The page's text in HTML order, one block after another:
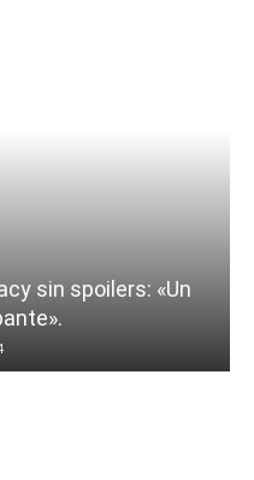
sin spoilers: «Un